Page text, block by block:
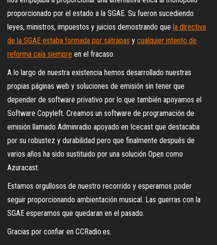
proporcionado por el estado a la SGAE. Su fueron sucediendo
leyes, ministros, impuestos y juicios demostrando que la directiva
de la SGAE estaba formada por sátrapas y cualquier intento de
reforma caía siempre en el fracaso.
A lo largo de nuestra existencia hemos desarrollado nuestras
propias páginas web y soluciones de emisión sin tener que
depender de software privativo por lo que también apoyamos el
Software Copyleft. Creamos un software de programación de
emisión llamado Adminradio apoyado en Icecast que destacaba
por su robustez y durabilidad pero que finalmente después de
varios años ha sido sustituido por una solución Open como
Azuracast.
Estamos orgullosos de nuestro recorrido y esperamos poder
seguir proporcionando ambientación musical. Las guerras con la
SGAE esperamos que quedaran en el pasado.
Gracias por confiar en CCRadio.es.